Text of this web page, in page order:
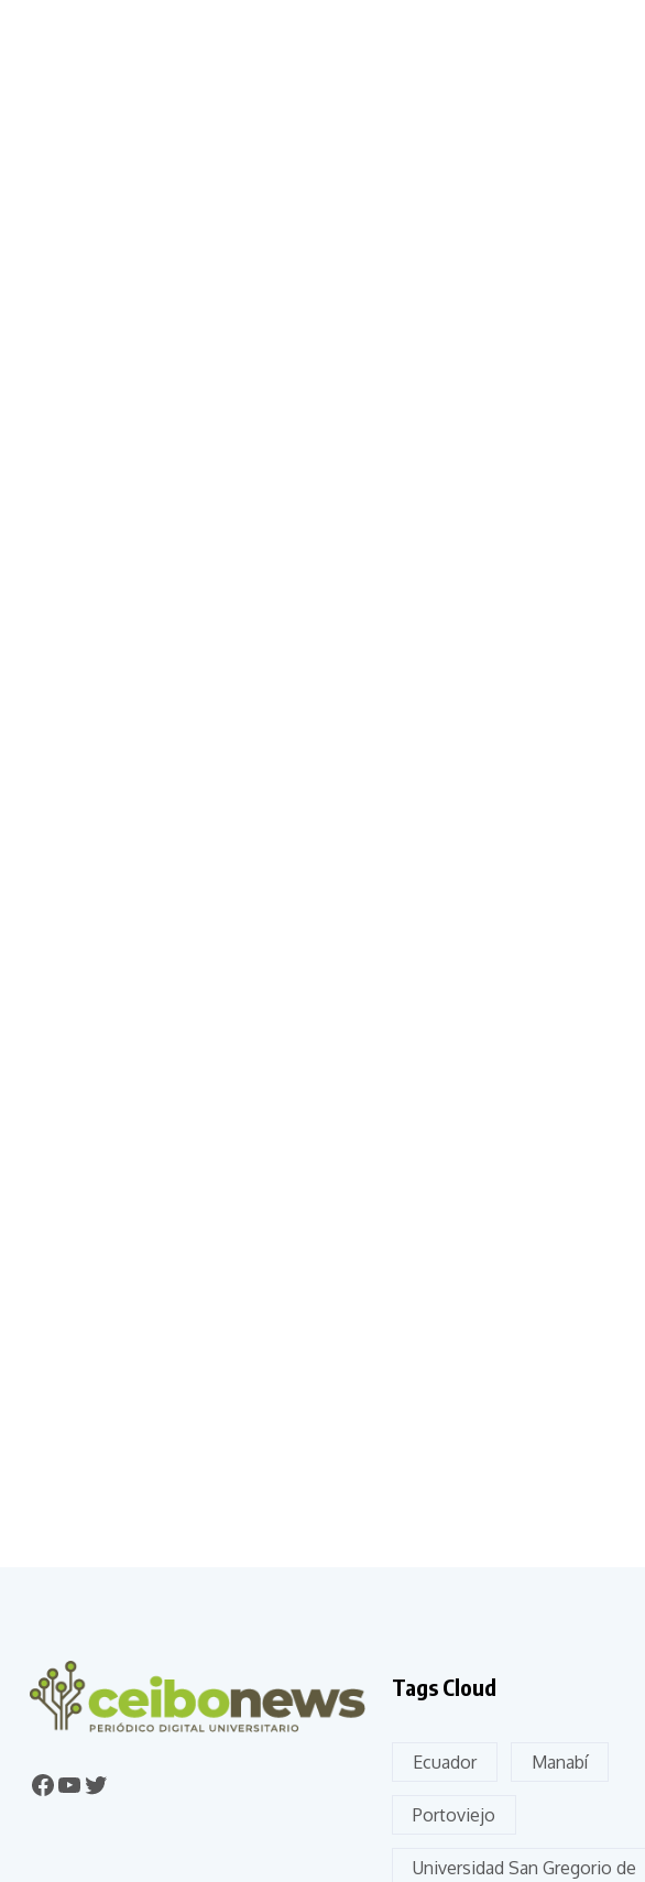
Tags Cloud
Ecuador Manabí
Portoviejo
Universidad San Gregorio de